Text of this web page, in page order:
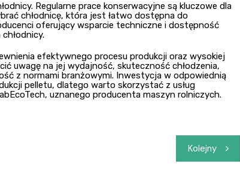
Regularne prace konserwacyjne są kluczowe dla
chłodnicę, która jest łatwo dostępna do
oferujący wsparcie techniczne i dostępność
efektywnego procesu produkcji oraz wysokiej
uwagę na jej wydajność, skuteczność chłodzenia,
z normami branżowymi. Inwestycja w odpowiednią
pelletu, dlatego warto skorzystać z usług
uznanego producenta maszyn rolniczych.
Kolejny